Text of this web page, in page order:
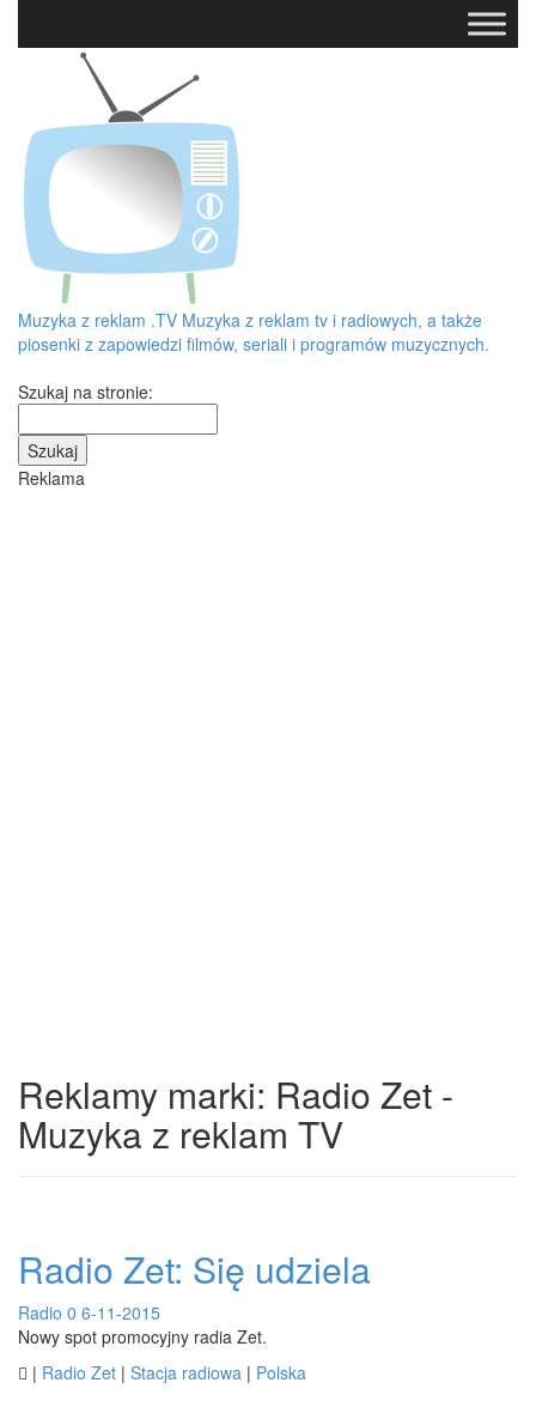
Muzyka z reklam .TV Muzyka z reklam tv i radiowych, a także
piosenki z zapowiedzi filmów, seriali i programów muzycznych.
Szukaj na stronie:
Reklama
Reklamy marki: Radio Zet -
Muzyka z reklam TV
Radio Zet: Się udziela
Radio 0 6-11-2015
Nowy spot promocyjny radia Zet.
 | Radio Zet | Stacja radiowa | Polska